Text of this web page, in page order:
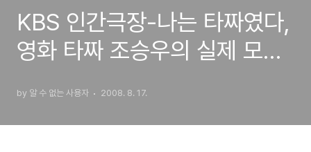
KBS 인간극장-나는 타짜였다,
영화 타짜 조승우의 실제 모델
by 알 수 없는 사용자 2008. 8. 17.